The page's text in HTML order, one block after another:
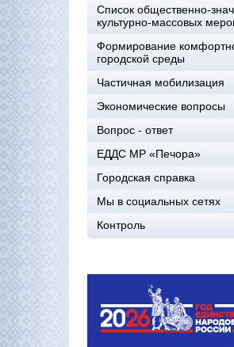
Список общественно-
культурно-массовых
Формирование
городской среды
Частичная мобилизация
Экономические вопросы
Вопрос - ответ
ЕДДС МР «Печора»
Городская справка
Мы в социальных сетях
Контроль